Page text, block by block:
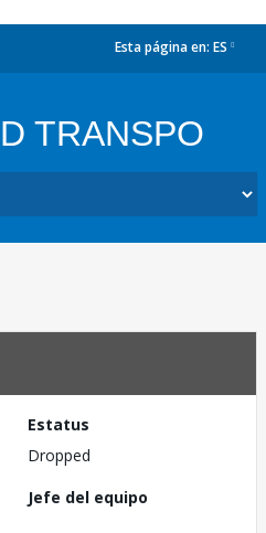
Esta página en: ES
TRANSPO
Estatus
Dropped
Jefe del equipo